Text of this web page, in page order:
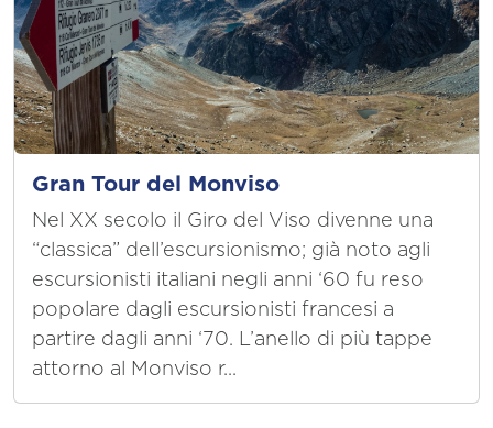
Gran Tour del Monviso
Nel XX secolo il Giro del Viso divenne una
“classica” dell’escursionismo; già noto agli
escursionisti italiani negli anni ‘60 fu reso
popolare dagli escursionisti francesi a
partire dagli anni ‘70. L’anello di più tappe
attorno al Monviso r...